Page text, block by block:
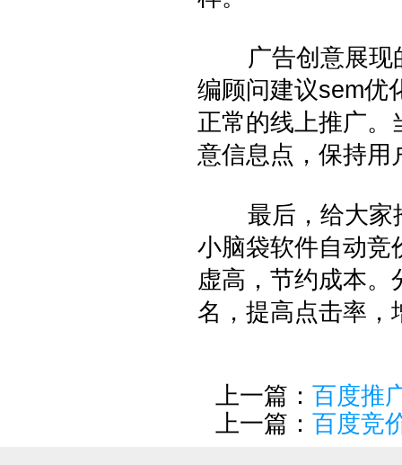
广告创意展现的
编顾问建议sem优
正常的线上推广。
意信息点，保持用
最后，给大家
小脑袋软件自动竞
虚高，节约成本。
名，提高点击率，
上一篇： 百度推
上一篇： 百度竞